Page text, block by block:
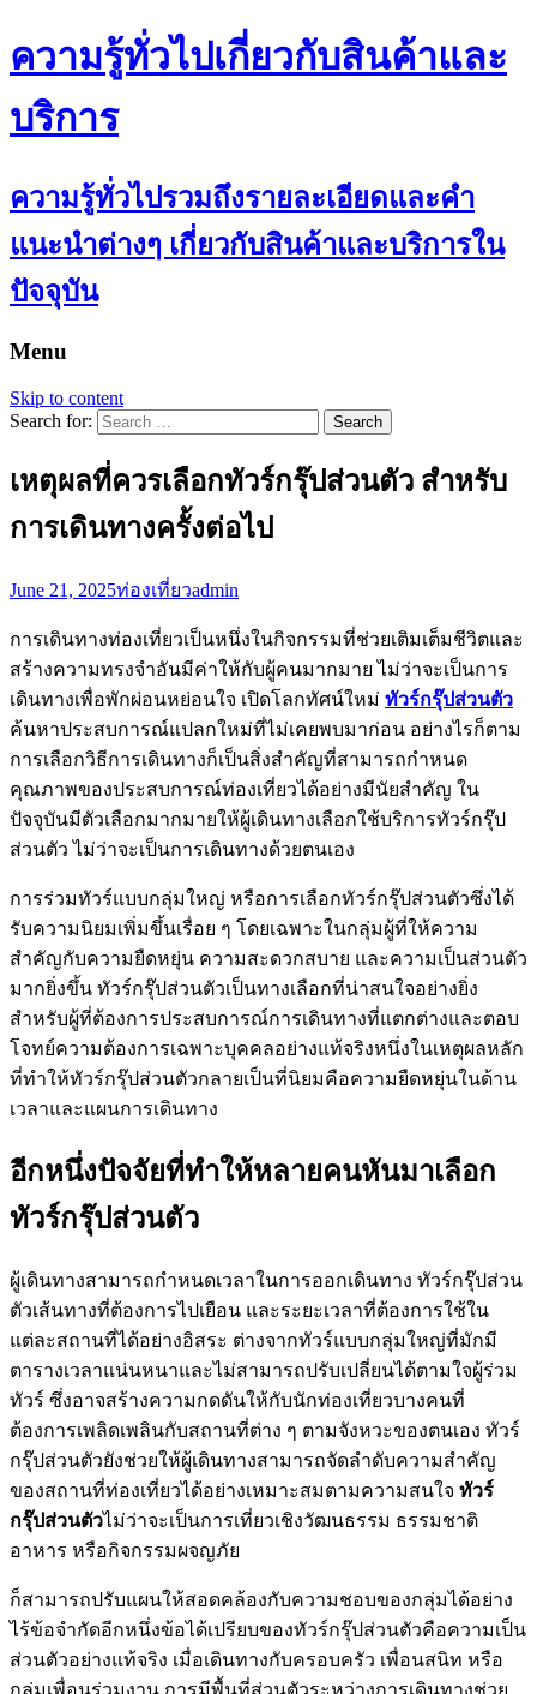
ความรู้ทั่วไปเกี่ยวกับสินค้าและ
บริการ
ความรู้ทั่วไปรวมถึงรายละเอียดและคำ
แนะนำต่างๆ เกี่ยวกับสินค้าและบริการใน
ปัจจุบัน
Menu
Skip to content
Search for:
เหตุผลที่ควรเลือกทัวร์กรุ๊ปส่วนตัว สำหรับ
การเดินทางครั้งต่อไป
June 21, 2025ท่องเที่ยวadmin
การเดินทางท่องเที่ยวเป็นหนึ่งในกิจกรรมที่ช่วยเติมเต็มชีวิตและ
สร้างความทรงจำอันมีค่าให้กับผู้คนมากมาย ไม่ว่าจะเป็นการ
เดินทางเพื่อพักผ่อนหย่อนใจ เปิดโลกทัศน์ใหม่ ทัวร์กรุ๊ปส่วนตัว
ค้นหาประสบการณ์แปลกใหม่ที่ไม่เคยพบมาก่อน อย่างไรก็ตาม
การเลือกวิธีการเดินทางก็เป็นสิ่งสำคัญที่สามารถกำหนด
คุณภาพของประสบการณ์ท่องเที่ยวได้อย่างมีนัยสำคัญ ใน
ปัจจุบันมีตัวเลือกมากมายให้ผู้เดินทางเลือกใช้บริการทัวร์กรุ๊ป
ส่วนตัว ไม่ว่าจะเป็นการเดินทางด้วยตนเอง
การร่วมทัวร์แบบกลุ่มใหญ่ หรือการเลือกทัวร์กรุ๊ปส่วนตัวซึ่งได้
รับความนิยมเพิ่มขึ้นเรื่อย ๆ โดยเฉพาะในกลุ่มผู้ที่ให้ความ
สำคัญกับความยืดหยุ่น ความสะดวกสบาย และความเป็นส่วนตัว
มากยิ่งขึ้น ทัวร์กรุ๊ปส่วนตัวเป็นทางเลือกที่น่าสนใจอย่างยิ่ง
สำหรับผู้ที่ต้องการประสบการณ์การเดินทางที่แตกต่างและตอบ
โจทย์ความต้องการเฉพาะบุคคลอย่างแท้จริงหนึ่งในเหตุผลหลัก
ที่ทำให้ทัวร์กรุ๊ปส่วนตัวกลายเป็นที่นิยมคือความยืดหยุ่นในด้าน
เวลาและแผนการเดินทาง
อีกหนึ่งปัจจัยที่ทำให้หลายคนหันมาเลือก
ทัวร์กรุ๊ปส่วนตัว
ผู้เดินทางสามารถกำหนดเวลาในการออกเดินทาง ทัวร์กรุ๊ปส่วน
ตัวเส้นทางที่ต้องการไปเยือน และระยะเวลาที่ต้องการใช้ใน
แต่ละสถานที่ได้อย่างอิสระ ต่างจากทัวร์แบบกลุ่มใหญ่ที่มักมี
ตารางเวลาแน่นหนาและไม่สามารถปรับเปลี่ยนได้ตามใจผู้ร่วม
ทัวร์ ซึ่งอาจสร้างความกดดันให้กับนักท่องเที่ยวบางคนที่
ต้องการเพลิดเพลินกับสถานที่ต่าง ๆ ตามจังหวะของตนเอง ทัวร์
กรุ๊ปส่วนตัวยังช่วยให้ผู้เดินทางสามารถจัดลำดับความสำคัญ
ของสถานที่ท่องเที่ยวได้อย่างเหมาะสมตามความสนใจ ทัวร์
กรุ๊ปส่วนตัวไม่ว่าจะเป็นการเที่ยวเชิงวัฒนธรรม ธรรมชาติ
อาหาร หรือกิจกรรมผจญภัย
ก็สามารถปรับแผนให้สอดคล้องกับความชอบของกลุ่มได้อย่าง
ไร้ข้อจำกัดอีกหนึ่งข้อได้เปรียบของทัวร์กรุ๊ปส่วนตัวคือความเป็น
ส่วนตัวอย่างแท้จริง เมื่อเดินทางกับครอบครัว เพื่อนสนิท หรือ